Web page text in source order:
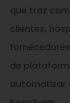
que traz
clientes,
de
automatizar